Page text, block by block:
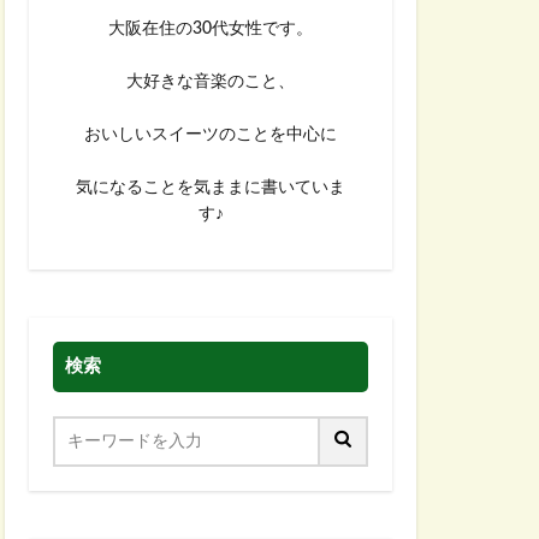
大阪在住の30代女性です。
大好きな音楽のこと、
おいしいスイーツのことを中心に
気になることを気ままに書いていま
す♪
検索